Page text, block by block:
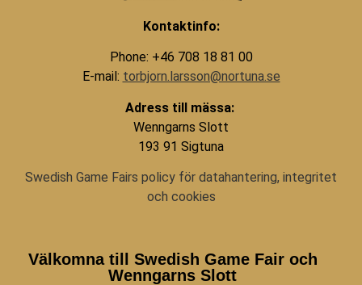
Kontaktinfo:
Phone: +46 708 18 81 00
E-mail: torbjorn.larsson@nortuna.se
Adress till mässa:
Wenngarns Slott
193 91 Sigtuna
Swedish Game Fairs policy för datahantering, integritet
och cookies
Välkomna till Swedish Game Fair och
Wenngarns Slott